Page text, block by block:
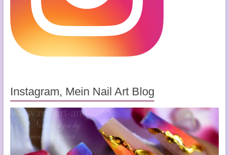
Instagram, Mein Nail Art Blog